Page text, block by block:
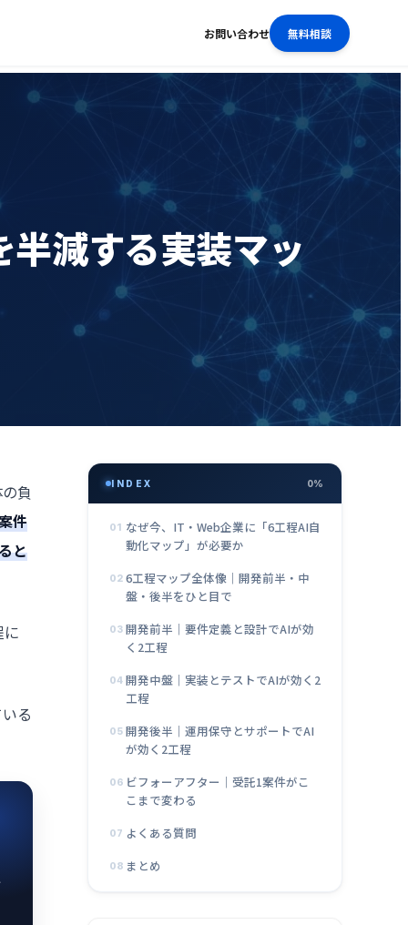
お問い合わせ 無料相談
減する実装マッ
負
件
と
る
INDEX 0%
01 なぜ今、IT・Web企業に「6工程AI自
動化マップ」が必要か
02 6工程マップ全体像｜開発前半・中
盤・後半をひと目で
03 開発前半｜要件定義と設計でAIが効
く2工程
04 開発中盤｜実装とテストでAIが効く2
工程
05 開発後半｜運用保守とサポートでAI
が効く2工程
06 ビフォーアフター｜受託1案件がこ
こまで変わる
07 よくある質問
08 まとめ